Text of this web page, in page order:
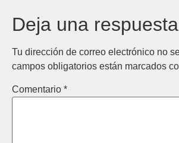
Deja una respuesta
Tu dirección de correo electrónico no
campos obligatorios están marcados
Comentario *